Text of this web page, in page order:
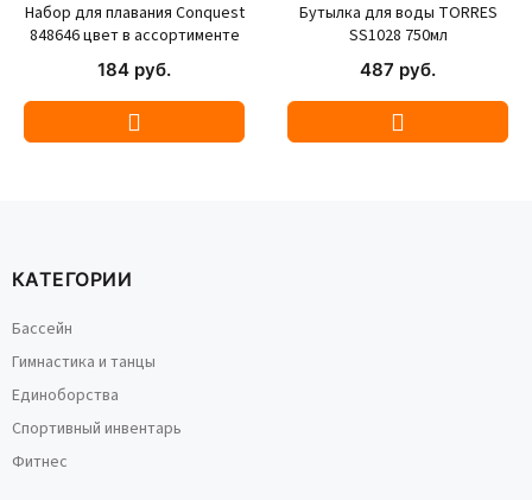
Набор для плавания Conquest
848646 цвет в ассортименте
184 руб.
Бутылка для воды TORRES
SS1028 750мл
487 руб.
КАТЕГОРИИ
Бассейн
Гимнастика и танцы
Единоборства
Спортивный инвентарь
Фитнес